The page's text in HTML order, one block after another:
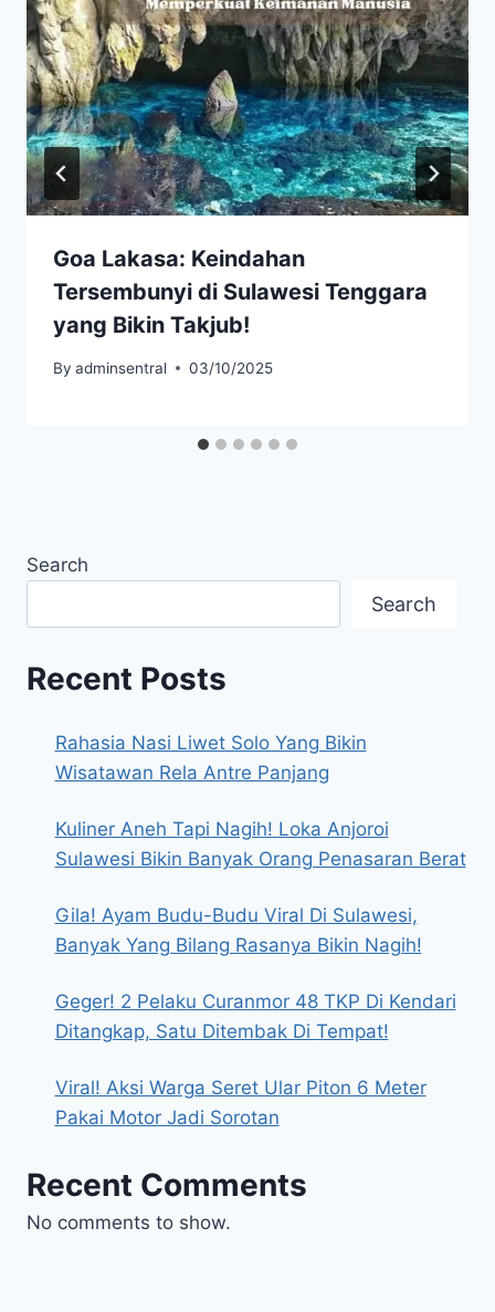
Goa Lakasa: Keindahan
Tersembunyi di Sulawesi Tenggara
yang Bikin Takjub!
By adminsentral 03/10/2025
Search
Search
Recent Posts
Rahasia Nasi Liwet Solo Yang Bikin
Wisatawan Rela Antre Panjang
Kuliner Aneh Tapi Nagih! Loka Anjoroi
Sulawesi Bikin Banyak Orang Penasaran Berat
Gila! Ayam Budu-Budu Viral Di Sulawesi,
Banyak Yang Bilang Rasanya Bikin Nagih!
Geger! 2 Pelaku Curanmor 48 TKP Di Kendari
Ditangkap, Satu Ditembak Di Tempat!
Viral! Aksi Warga Seret Ular Piton 6 Meter
Pakai Motor Jadi Sorotan
Recent Comments
No comments to show.